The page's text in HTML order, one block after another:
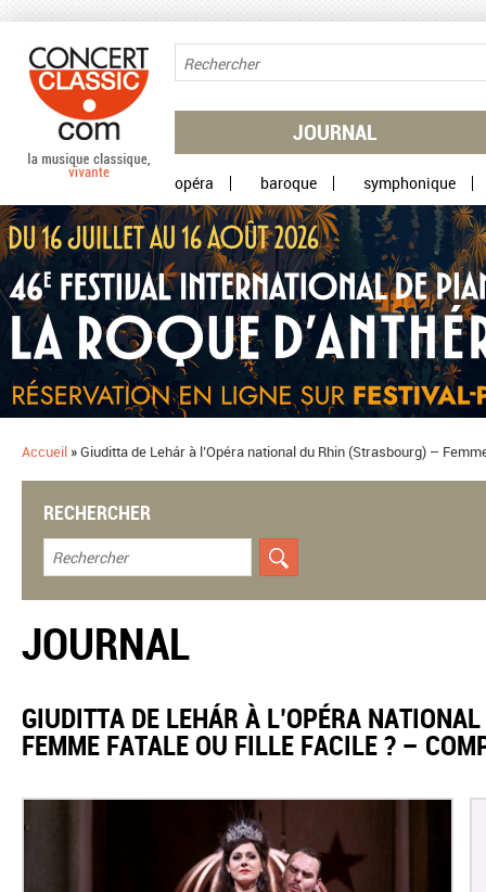
JOURNAL
opéra baroque symphonique
Accueil »​Giuditta de Lehár à l’Opéra national du Rhin (Strasbourg) –
RECHERCHER
JOURNAL
​GIUDITTA DE LEHÁR À L’OPÉRA
FEMME FATALE OU FILLE FACILE ? –